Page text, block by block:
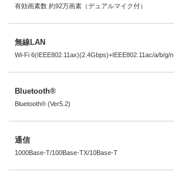
有効画素数 約92万画素（デュアルマイク付）
無線LAN
Wi-Fi 6(IEEE802.11ax)(2.4Gbps)+IEEE802.11ac/a/b/g/n
Bluetooth®
Bluetooth® (Ver5.2)
通信
1000Base-T/100Base-TX/10Base-T